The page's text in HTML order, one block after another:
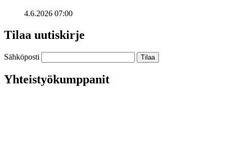
4.6.2026 07:00
Tilaa uutiskirje
Sähköposti
Yhteistyökumppanit